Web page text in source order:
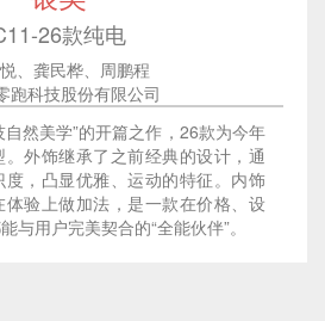
26款纯电
、龚民桦、周鹏程
跑科技股份有限公司
然美学”的开篇之作，26款为今年
。外饰继承了之前经典的设计，通
，凸显优雅、运动的特征。内饰
验上做加法，是一款在价格、设
与用户完美契合的“全能伙伴”。